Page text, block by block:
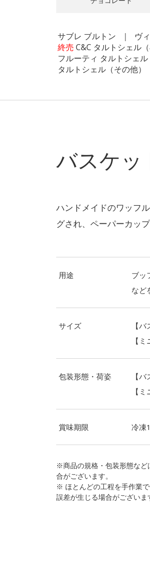
サブレ ブルトン ヴ
終売 C&C タルトシェル（
フルーティ タルトシェル
タルトシェル（その他）
バスケッ
ハンドメイドのワッフ
グされ、ペーパーカッ
用途
ブッ
など
サイズ
【
【
包装形態・荷姿
【
【
賞味期限 冷凍
※商品の規格・包装形態など
合がございます。
※ ほとんどの工程を手作業
誤差が生じる場合がござい